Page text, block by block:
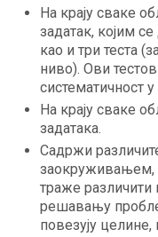
На крају сваке
задатак, којим
као и три теста
ниво). Ови
систематичност
На крају сваке
задатака.
Садржи
заокруживањем,
траже
решавању
повезују